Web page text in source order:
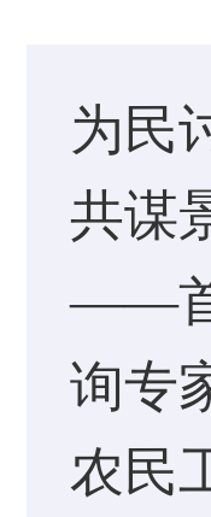
为民
共谋
——
询专
农民